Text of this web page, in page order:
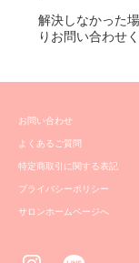
解決しなかった
りお問い合わせ
お問い合わせ
よくあるご質問
特定商取引に関する表記
プライバシーポリシー
サロンホームページへ